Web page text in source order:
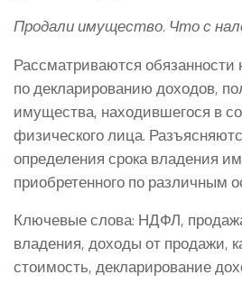
Продали имущество. Что с
Рассматриваются обязанности
по декларированию доходов,
имущества, находившегося в
физического лица.
определения срока владения
приобретенного по различным
Ключевые слова: НДФЛ,
владения, доходы от продажи,
стоимость, декларирование